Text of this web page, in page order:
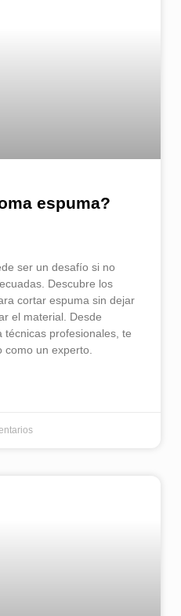
espuma​?
ser un desafío si no
Descubre los
cortar espuma sin dejar
el material. Desde
técnicas profesionales, te
un experto.